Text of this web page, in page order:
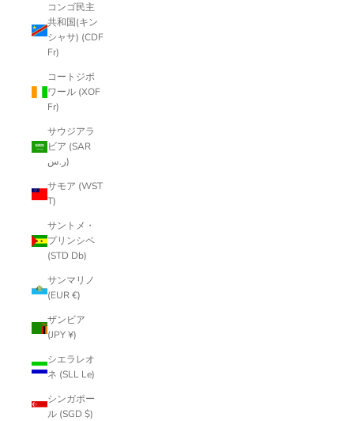
コンゴ民主
共和国(キン
シャサ) (CDF
Fr)
コートジボ
ワール (XOF
Fr)
サウジアラ
ビア (SAR
ر.س)
サモア (WST
T)
サントメ・
プリンシペ
(STD Db)
サンマリノ
(EUR €)
ザンビア
(JPY ¥)
シエラレオ
ネ (SLL Le)
シンガポー
ル (SGD $)